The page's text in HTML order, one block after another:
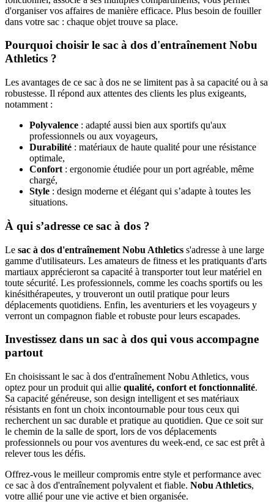
d'organiser vos affaires de manière efficace. Plus besoin de fouiller
dans votre sac : chaque objet trouve sa place.
Pourquoi choisir le sac à dos d'entraînement Nobu
Athletics ?
Les avantages de ce sac à dos ne se limitent pas à sa capacité ou à sa
robustesse. Il répond aux attentes des clients les plus exigeants,
notamment :
Polyvalence : adapté aussi bien aux sportifs qu'aux
professionnels ou aux voyageurs,
Durabilité : matériaux de haute qualité pour une résistance
optimale,
Confort : ergonomie étudiée pour un port agréable, même
chargé,
Style : design moderne et élégant qui s’adapte à toutes les
situations.
À qui s’adresse ce sac à dos ?
Le sac à dos d'entraînement Nobu Athletics s'adresse à une large
gamme d'utilisateurs. Les amateurs de fitness et les pratiquants d'arts
martiaux apprécieront sa capacité à transporter tout leur matériel en
toute sécurité. Les professionnels, comme les coachs sportifs ou les
kinésithérapeutes, y trouveront un outil pratique pour leurs
déplacements quotidiens. Enfin, les aventuriers et les voyageurs y
verront un compagnon fiable et robuste pour leurs escapades.
Investissez dans un sac à dos qui vous accompagne
partout
En choisissant le sac à dos d'entraînement Nobu Athletics, vous
optez pour un produit qui allie qualité, confort et fonctionnalité.
Sa capacité généreuse, son design intelligent et ses matériaux
résistants en font un choix incontournable pour tous ceux qui
recherchent un sac durable et pratique au quotidien. Que ce soit sur
le chemin de la salle de sport, lors de vos déplacements
professionnels ou pour vos aventures du week-end, ce sac est prêt à
relever tous les défis.
Offrez-vous le meilleur compromis entre style et performance avec
ce sac à dos d'entraînement polyvalent et fiable. Nobu Athletics,
votre allié pour une vie active et bien organisée.